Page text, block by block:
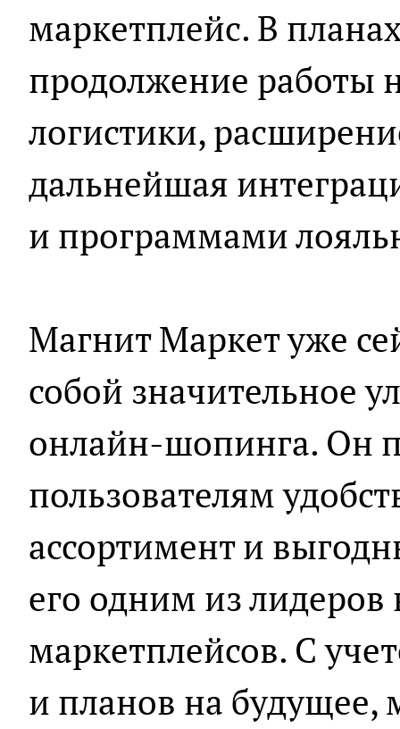
маркетплейс. В
продолжение работы
логистики,
дальнейшая
и программами
Магнит Маркет уже
собой значительное
онлайн-шопинга. Он
пользователям
ассортимент и
его одним из
маркетплейсов. С
и планов на будущее,